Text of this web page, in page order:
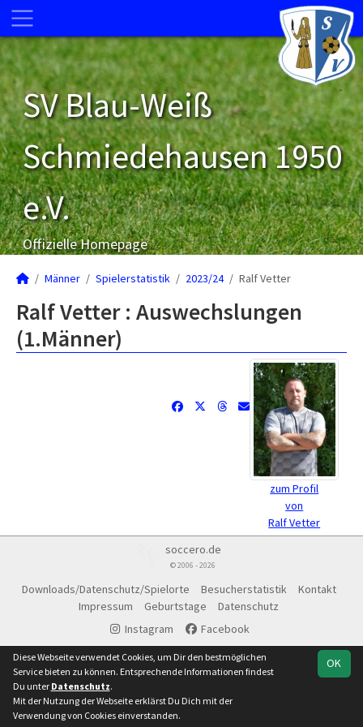
SV Blau-Weiß
Schmiedehausen 1950
e.V.
Offizielle Homepage
Männer Spielerstatistik 2023/24 Ralf Vetter
Ralf Vetter : Auswechslungen
(1.Männer)
zum Profil
von
Ralf Vetter
soccero.de
© 2006 - 2026
Downloads/Datenschutz/Spielorte Besucherstatistik
Kontakt
Impressum
Geburtstage
Datenschutz
Instagram
Facebook
OK
Diese Webseite verwendet Cookies, um Dir den bestmöglichen
Service bieten zu können. Entsprechende Informationen findest
Du unter Datenschutz.
Mit der Nutzung der Webseite erklärst Du Dich mit der
Verwendung von Cookies einverstanden.